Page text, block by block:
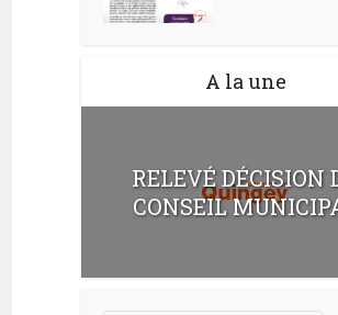
A la une
RELEVÉ DÉCISION
CONSEIL